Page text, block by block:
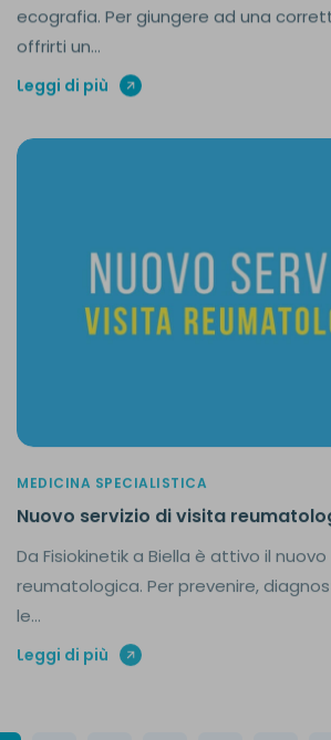
ecografia. Per giungere ad una
offrirti un...
Leggi di più
MEDICINA SPECIALISTICA
Nuovo servizio di visita
Da Fisiokinetik a Biella è attivo il
reumatologica. Per prevenire,
le...
Leggi di più